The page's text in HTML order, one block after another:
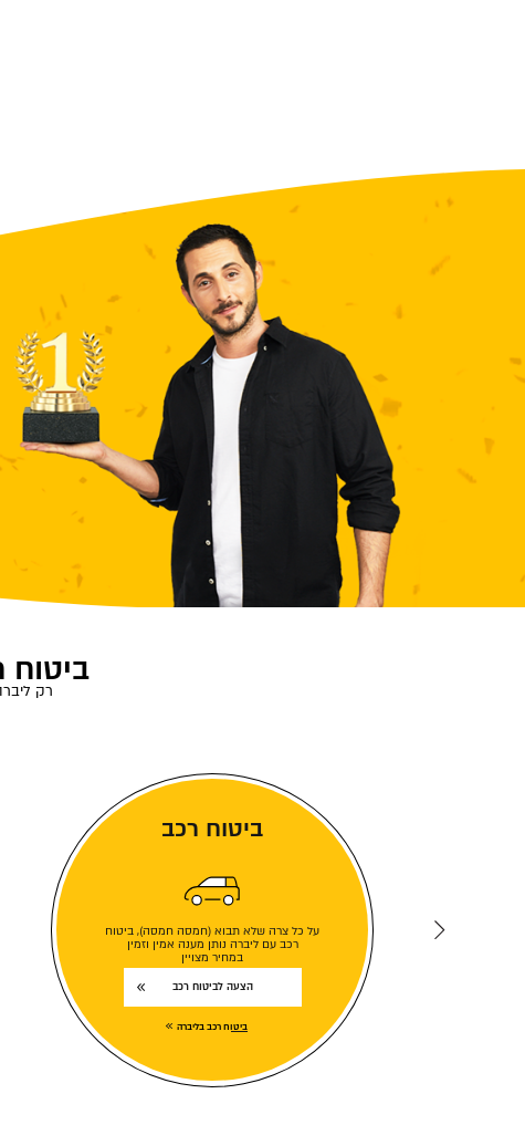
ביטוח
רק
ביטוח רכב
על כל צרה שלא תבוא (חמסה חמסה), ביטוח
רכב עם ליברה נותן מענה אמין וזמין
במחיר מצויין
הצעה לביטוח רכב
ביטוח רכב בליברה